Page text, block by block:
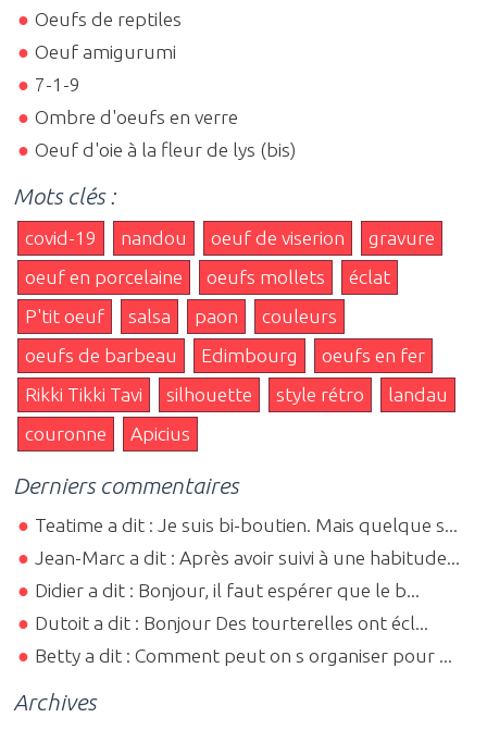
Oeufs de reptiles
Oeuf amigurumi
7-1-9
Ombre d'oeufs en verre
Oeuf d'oie à la fleur de lys (bis)
Mots clés :
covid-19 nandou oeuf de viserion
gravure
oeuf en porcelaine
oeufs mollets
éclat
P'tit oeuf
salsa paon
couleurs
oeufs de barbeau
Edimbourg
oeufs en fer
Rikki Tikki Tavi
silhouette style rétro
landau
couronne
Apicius
Derniers commentaires
Teatime a dit : Je suis bi-boutien. Mais quelque s...
Jean-Marc a dit : Après avoir suivi à une habitude...
Didier a dit : Bonjour, il faut espérer que le b...
Dutoit a dit : Bonjour Des tourterelles ont écl...
Betty a dit : Comment peut on s organiser pour ...
Archives